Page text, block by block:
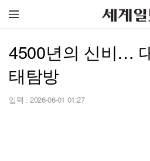
4500년의 신비…
태탐방
입력 : 2026-06-01 01:27